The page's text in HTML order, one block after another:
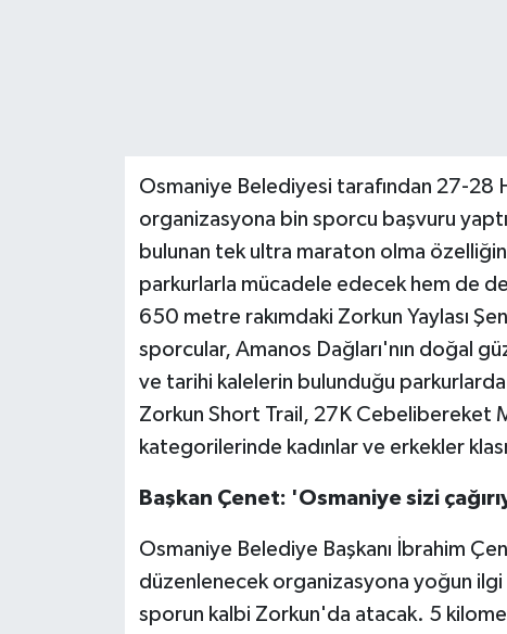
Osmaniye Belediyesi tarafından 27-
organizasyona bin sporcu başvuru
bulunan tek ultra maraton olma
parkurlarla mücadele edecek hem de
650 metre rakımdaki Zorkun Yaylası
sporcular, Amanos Dağları'nın doğal
ve tarihi kalelerin bulunduğu
Zorkun Short Trail, 27K Cebelibereket
kategorilerinde kadınlar ve erkekler
Başkan Çenet: 'Osmaniye sizi
Osmaniye Belediye Başkanı İbrahim
düzenlenecek organizasyona yoğun
sporun kalbi Zorkun'da atacak. 5